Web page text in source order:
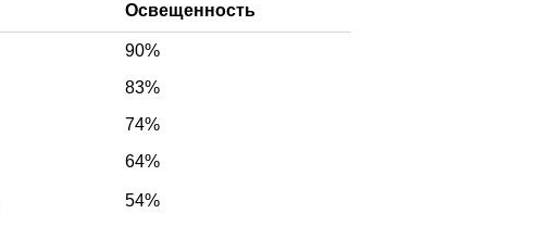
Освещенность
90%
83%
74%
64%
54%